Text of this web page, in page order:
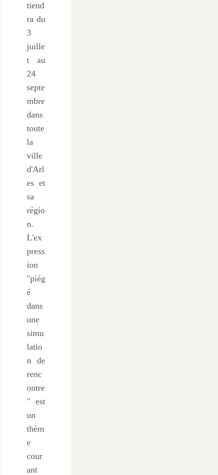
tiend
ra du
3
juille
t au
24
septe
mbre
dans
toute
la
ville
d'Arl
es et
sa
régio
n.
L'ex
press
ion
"piég
é
dans
une
simu
latio
n de
renc
ontre
" est
un
thèm
e
cour
ant